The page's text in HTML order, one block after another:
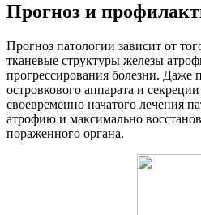
Прогноз и
Прогноз патологии зависит от
тканевые структуры железы
прогрессирования болезни. Даже
островкового аппарата и
своевременно начатого лечения
атрофию и максимально
пораженного органа.